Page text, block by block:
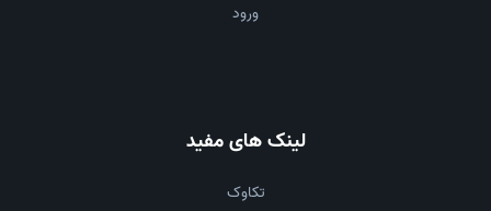
ورود
لینک های مفید
تکاوک